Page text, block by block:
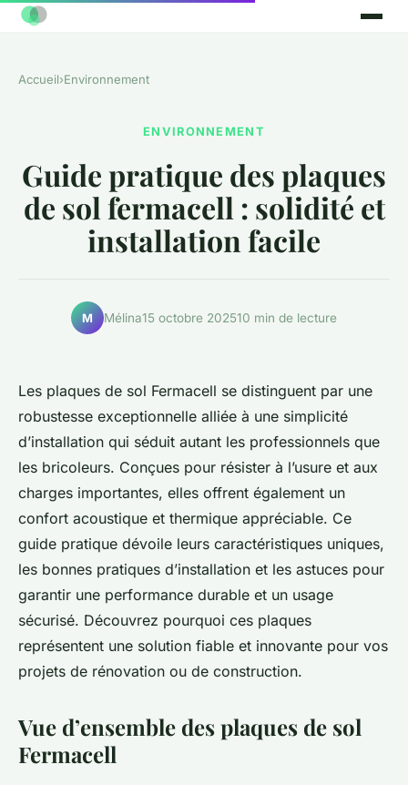
Accueil›Environnement
ENVIRONNEMENT
Guide pratique des plaques
de sol fermacell : solidité et
installation facile
M Mélina15 octobre 202510 min de lecture
Les plaques de sol Fermacell se distinguent par une
robustesse exceptionnelle alliée à une simplicité
d’installation qui séduit autant les professionnels que
les bricoleurs. Conçues pour résister à l’usure et aux
charges importantes, elles offrent également un
confort acoustique et thermique appréciable. Ce
guide pratique dévoile leurs caractéristiques uniques,
les bonnes pratiques d’installation et les astuces pour
garantir une performance durable et un usage
sécurisé. Découvrez pourquoi ces plaques
représentent une solution fiable et innovante pour vos
projets de rénovation ou de construction.
Vue d’ensemble des plaques de sol
Fermacell